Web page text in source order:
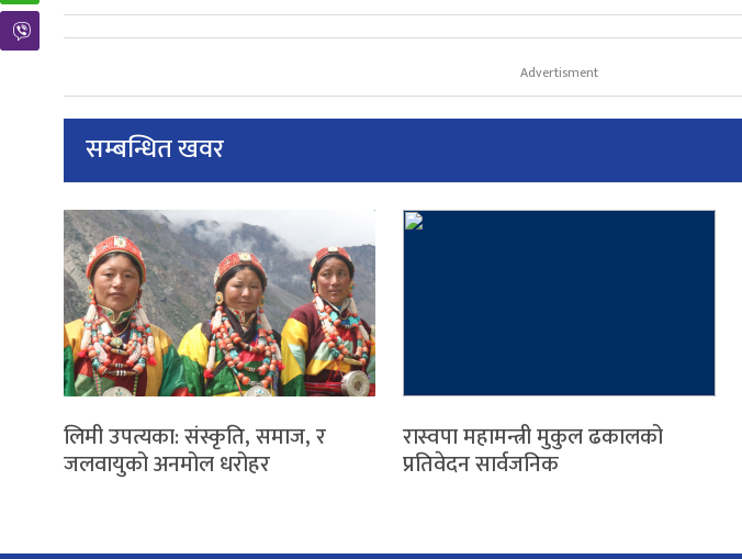
Advertisment
सम्बन्धित खवर
लिमी उपत्यका: संस्कृति, समाज, र
जलवायुको अनमोल धरोहर
रास्वपा महामन्त्री मुकुल ढकालको
प्रतिवेदन सार्वजनिक